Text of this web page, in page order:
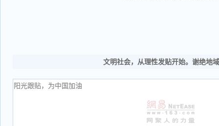
文明社会，从理性发贴开始。谢绝地